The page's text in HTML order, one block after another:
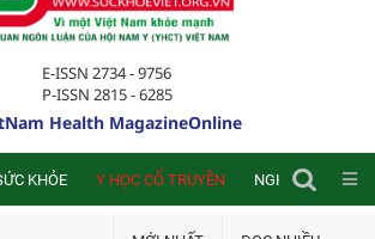
E-ISSN 2734 - 9756
P-ISSN 2815 - 6285
Health MagazineOnline
KHỎE Y HỌC CỔ TRUYỀN NGHIÊN CỨU